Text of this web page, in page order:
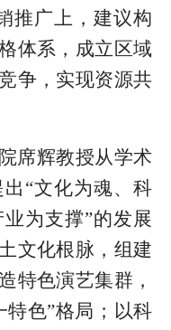
推广上，建议构
体系，成立区域
争，实现资源共
席辉教授从学术
“文化为魂、科
为支撑”的发展
文化根脉，组建
特色演艺集群，
特色”格局；以科